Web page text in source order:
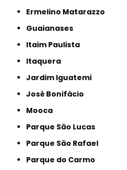
Ermelino Matarazzo
Guaianases
Itaim Paulista
Itaquera
Jardim Iguatemi
José Bonifácio
Mooca
Parque São Lucas
Parque São Rafael
Parque do Carmo